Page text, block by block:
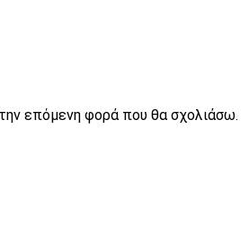
επόμενη φορά που θα σχολιάσω.